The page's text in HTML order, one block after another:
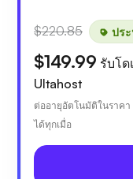
$220.85 ปร
$149.99 รับโ
Ultahost
ต่ออายุอัตโนมัติในราคา
ได้ทุกเมื่อ